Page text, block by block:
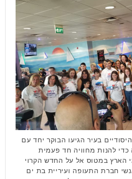
בעיר הגיעו הבוקר יחד עם
להנות מחוויה חד פעמית
הארץ במטוס אל על החדש הקרוי
חברת התעופה ועיריית בת ים